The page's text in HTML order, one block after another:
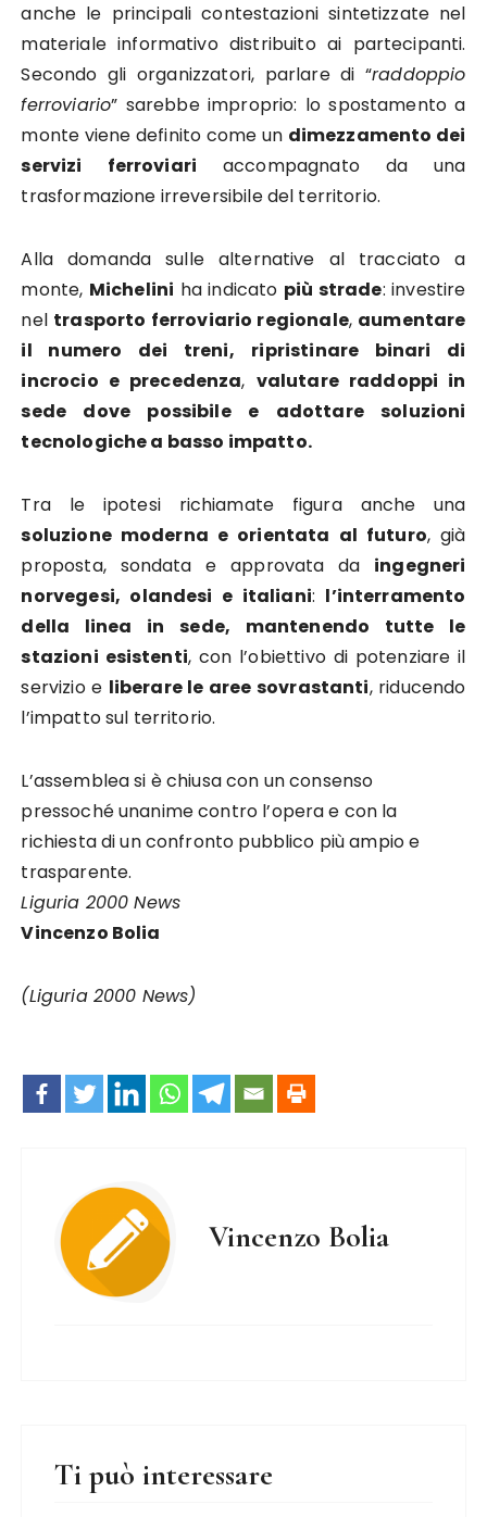
anche le principali contestazioni sintetizzate nel
materiale informativo distribuito ai partecipanti.
Secondo gli organizzatori, parlare di “raddoppio
ferroviario” sarebbe improprio: lo spostamento a
monte viene definito come un dimezzamento dei
servizi ferroviari accompagnato da una
trasformazione irreversibile del territorio.
Alla domanda sulle alternative al tracciato a
monte, Michelini ha indicato più strade: investire
nel trasporto ferroviario regionale, aumentare
il numero dei treni,
ripristinare binari di
incrocio e precedenza, valutare raddoppi in
sede dove possibile e adottare soluzioni
tecnologiche a basso impatto.
Tra le ipotesi richiamate figura anche una
soluzione moderna e orientata al futuro, già
proposta, sondata e approvata da ingegneri
norvegesi, olandesi e italiani: l’interramento
della linea in sede, mantenendo tutte le
stazioni esistenti, con l’obiettivo di potenziare il
servizio e liberare le aree sovrastanti, riducendo
l’impatto sul territorio.
L’assemblea si è chiusa con un consenso
pressoché unanime contro l’opera e con la
richiesta di un confronto pubblico più ampio e
trasparente.
Liguria 2000 News
Vincenzo Bolia
(Liguria 2000 News)
Vincenzo Bolia
Ti può interessare